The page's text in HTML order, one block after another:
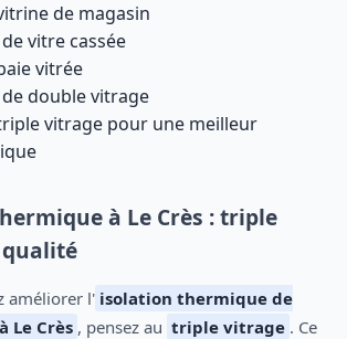
de magasin
vitre cassée
vitrée
double vitrage
vitrage pour une meilleur
à Le Crès : triple
améliorer l' isolation thermique de
Le Crès , pensez au triple vitrage . Ce